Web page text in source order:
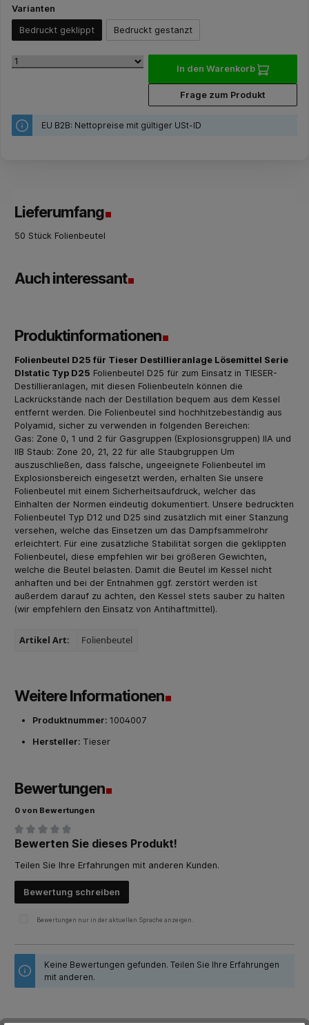
Varianten
Bedruckt geklippt Bedruckt gestanzt
In den Warenkorb
Frage zum Produkt
EU B2B: Nettopreise mit gültiger USt-ID
Lieferumfang
50 Stück Folienbeutel
Auch interessant
Produktinformationen
Folienbeutel D25 für Tieser Destillieranlage Lösemittel Serie
DIstatic Typ D25 Folienbeutel D25 für zum Einsatz in TIESER-
Destillieranlagen, mit diesen Folienbeuteln können die
Lackrückstände nach der Destillation bequem aus dem Kessel
entfernt werden. Die Folienbeutel sind hochhitzebeständig aus
Polyamid, sicher zu verwenden in folgenden Bereichen:
Gas: Zone 0, 1 und 2 für Gasgruppen (Explosionsgruppen) IIA und
IIB Staub: Zone 20, 21, 22 für alle Staubgruppen Um
auszuschließen, dass falsche, ungeeignete Folienbeutel im
Explosionsbereich eingesetzt werden, erhalten Sie unsere
Folienbeutel mit einem Sicherheitsaufdruck, welcher das
Einhalten der Normen eindeutig dokumentiert. Unsere bedruckten
Folienbeutel Typ D12 und D25 sind zusätzlich mit einer Stanzung
versehen, welche das Einsetzen um das Dampfsammelrohr
erleichtert. Für eine zusätzliche Stabilität sorgen die geklippten
Folienbeutel, diese empfehlen wir bei größeren Gewichten,
welche die Beutel belasten. Damit die Beutel im Kessel nicht
anhaften und bei der Entnahmen ggf. zerstört werden ist
außerdem darauf zu achten, den Kessel stets sauber zu halten
(wir empfehlern den Einsatz von Antihaftmittel).
Artikel Art: Folienbeutel
Weitere Informationen
Produktnummer: 1004007
Hersteller: Tieser
Bewertungen
0 von Bewertungen
Durchschnittliche Bewertung von 0 von 5 Sternen
Bewerten Sie dieses Produkt!
Teilen Sie Ihre Erfahrungen mit anderen Kunden.
Bewertung schreiben
Bewertungen nur in der aktuellen Sprache anzeigen.
Keine Bewertungen gefunden. Teilen Sie Ihre Erfahrungen
mit anderen.